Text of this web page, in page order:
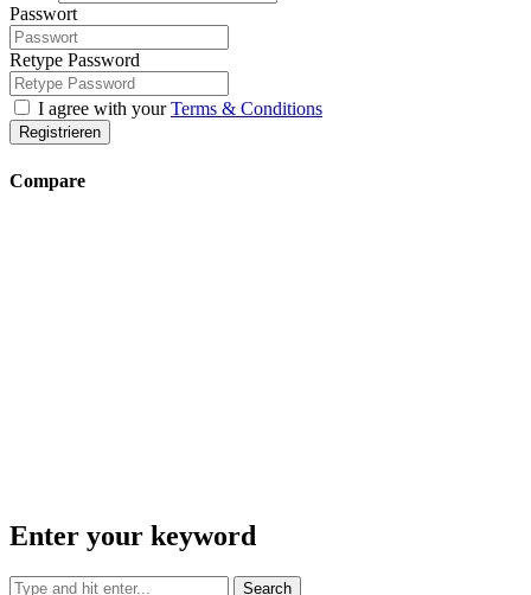
Passwort
Retype Password
I agree with yourTerms & Conditions
Registrieren
Compare
Enter your keyword
Search